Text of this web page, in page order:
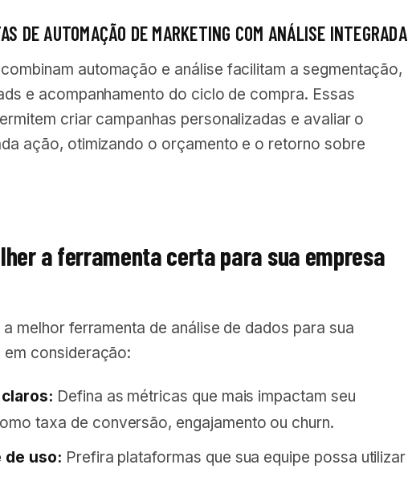
DE AUTOMAÇÃO DE MARKETING COM ANÁLISE INTEGRADA
automação e análise facilitam a segmentação,
e acompanhamento do ciclo de compra. Essas
criar campanhas personalizadas e avaliar o
ação, otimizando o orçamento e o retorno sobre
a ferramenta certa para sua empresa
melhor ferramenta de análise de dados para sua
em consideração:
Defina as métricas que mais impactam seu
taxa de conversão, engajamento ou churn.
de uso: Prefira plataformas que sua equipe possa utilizar